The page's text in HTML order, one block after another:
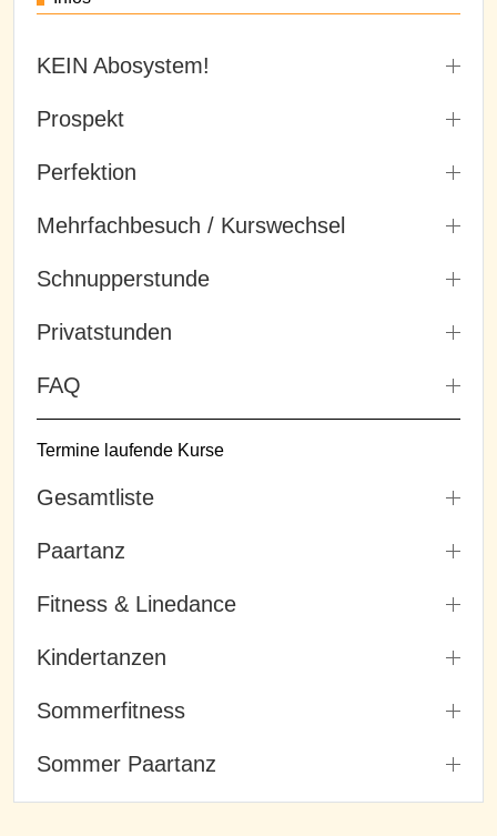
KEIN Abosystem!
Prospekt
Perfektion
Mehrfachbesuch / Kurswechsel
Schnupperstunde
Privatstunden
FAQ
Termine laufende Kurse
Gesamtliste
Paartanz
Fitness & Linedance
Kindertanzen
Sommerfitness
Sommer Paartanz